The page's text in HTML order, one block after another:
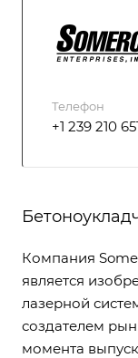
Телефон
+1 239 210
Компания
является
лазерной
создателем
момента